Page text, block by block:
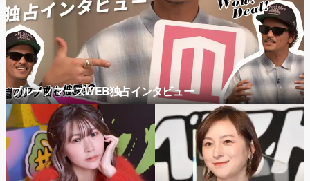
ブルーノマーズWEB独占インタビュー